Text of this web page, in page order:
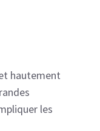
hautement
les